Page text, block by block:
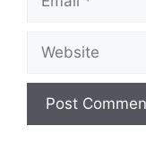
Website